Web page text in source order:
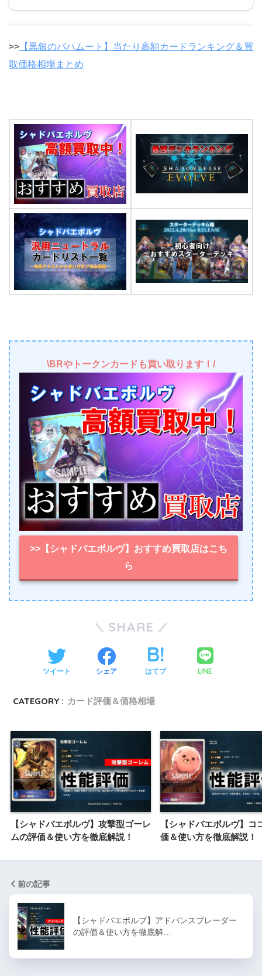
>> 【黒銀のバハムート】当たり高額カードランキング＆買
取価格相場まとめ
\BRやトークンカードも買い取ります！/
>>【シャドバエボルヴ】おすすめ買取店はこち
ら
SHARE
ツイート シェア はてブ LINE
CATEGORY : カード評価＆価格相場
【シャドバエボルヴ】攻撃型ゴーレ
ムの評価＆使い方を徹底解説！
【シャドバエボルヴ】コ
価＆使い方を徹底解説！
前の記事
【シャドバエボルブ】アドバンスブレーダー
の評価＆使い方を徹底解…